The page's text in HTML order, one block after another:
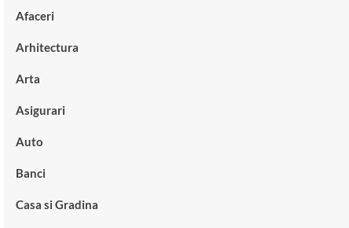
Afaceri
Arhitectura
Arta
Asigurari
Auto
Banci
Casa si Gradina